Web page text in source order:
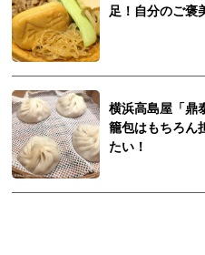
足！自分のご褒
横浜高島屋「鼎
籠包はもちろん
たい！